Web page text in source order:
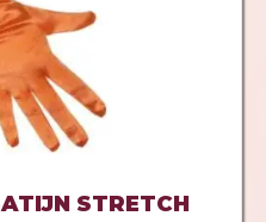
STRETCH